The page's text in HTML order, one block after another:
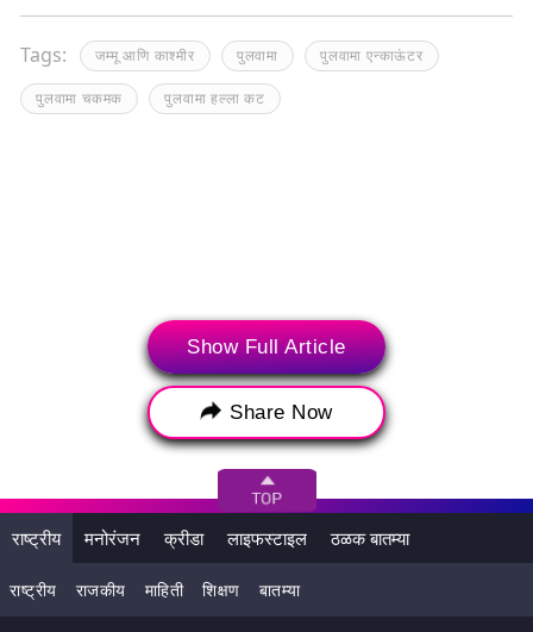
Tags: जम्मू आणि काश्मीर पुलवामा पुलवामा एन्काऊंटर
पुलवामा चकमक पुलवामा हल्ला कट
Show Full Article
Share Now
राष्ट्रीय मनोरंजन क्रीडा लाइफस्टाइल ठळक बातम्या
राष्ट्रीय राजकीय माहिती शिक्षण बातम्या